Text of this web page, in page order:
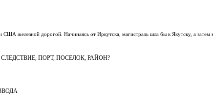
США железной дорогой. Начинаясь от Иркутска, магистраль шла бы к Якутску, а
ПОРТ, ПОСЕЛОК, РАЙОН?